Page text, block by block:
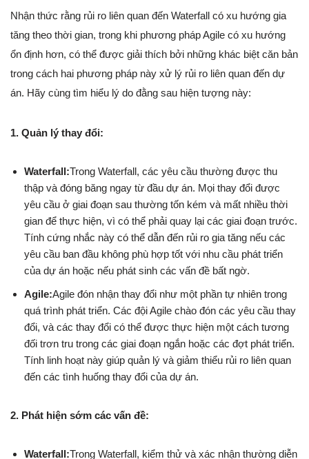
Nhận thức rằng rủi ro liên quan đến Waterfall có xu hướng gia
tăng theo thời gian, trong khi phương pháp Agile có xu hướng
ổn định hơn, có thể được giải thích bởi những khác biệt căn bản
trong cách hai phương pháp này xử lý rủi ro liên quan đến dự
án. Hãy cùng tìm hiểu lý do đằng sau hiện tượng này:
1. Quản lý thay đổi:
Waterfall:Trong Waterfall, các yêu cầu thường được thu
thập và đóng băng ngay từ đầu dự án. Mọi thay đổi được
yêu cầu ở giai đoạn sau thường tốn kém và mất nhiều thời
gian để thực hiện, vì có thể phải quay lại các giai đoạn trước.
Tính cứng nhắc này có thể dẫn đến rủi ro gia tăng nếu các
yêu cầu ban đầu không phù hợp tốt với nhu cầu phát triển
của dự án hoặc nếu phát sinh các vấn đề bất ngờ.
Agile:Agile đón nhận thay đổi như một phần tự nhiên trong
quá trình phát triển. Các đội Agile chào đón các yêu cầu thay
đổi, và các thay đổi có thể được thực hiện một cách tương
đối trơn tru trong các giai đoạn ngắn hoặc các đợt phát triển.
Tính linh hoạt này giúp quản lý và giảm thiểu rủi ro liên quan
đến các tình huống thay đổi của dự án.
2. Phát hiện sớm các vấn đề:
Waterfall:Trong Waterfall, kiểm thử và xác nhận thường diễn